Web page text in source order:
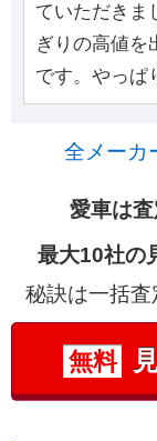
ていただきま
ぎりの高値を
です。やっぱ
全メーカ
愛車は
最大10社の
秘訣は一括査
無料